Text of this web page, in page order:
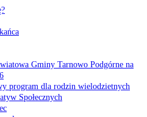
Gminy Tarnowo Podgórne na
program dla rodzin wielodzietnych
Społecznych